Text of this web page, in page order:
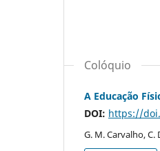
Colóquio
A Educação
DOI: https://
G. M. Carvalho, C.